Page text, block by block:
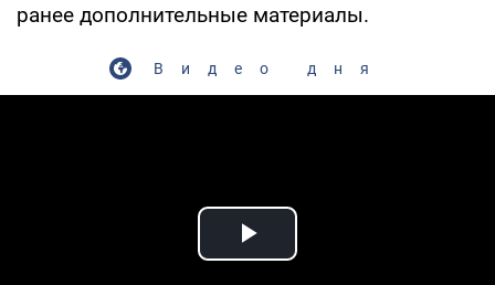
ранее дополнительные материалы.
Видео дня
Play Video